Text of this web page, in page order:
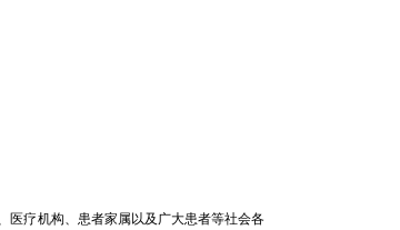
疗机构、患者家属以及广大患者等社会各